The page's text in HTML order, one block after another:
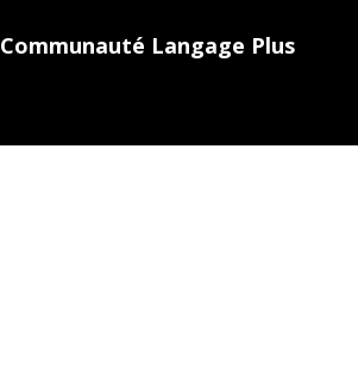
Communauté Langage Plus